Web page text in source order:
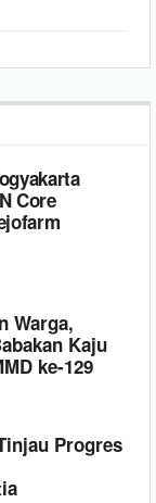
Core
Warga,
Kaju
ke-129
Progres